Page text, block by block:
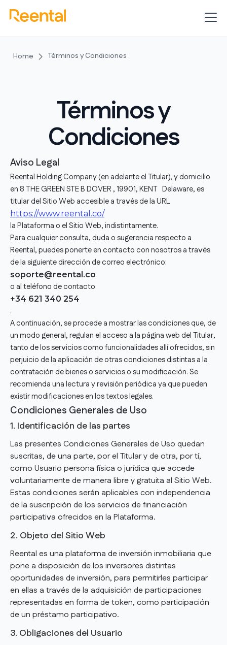
Home Términos y Condiciones
Términos y
Condiciones
Aviso Legal
Reental Holding Company (en adelante el Titular), y domicilio
en 8 THE GREEN STE B DOVER , 19901, KENT Delaware, es
titular del Sitio Web accesible a través de la URL
https://www.reental.co/
la Plataforma o el Sitio Web, indistintamente.
Para cualquier consulta, duda o sugerencia respecto a
Reental, puedes ponerte en contacto con nosotros a través
de la siguiente dirección de correo electrónico:
soporte@reental.co
o al teléfono de contacto
+34 621 340 254
.
A continuación, se procede a mostrar las condiciones que, de
un modo general, regulan el acceso a la página web del Titular,
tanto de los servicios como funcionalidades allí ofrecidos, sin
perjuicio de la aplicación de otras condiciones distintas a la
contratación de bienes o servicios o su modificación. Se
recomienda una lectura y revisión periódica ya que pueden
existir modificaciones en los textos legales.
Condiciones Generales de Uso
1. Identificación de las partes
Las presentes Condiciones Generales de Uso quedan
suscritas, de una parte, por el Titular y de otra, por tí,
como Usuario persona física o jurídica que accede
voluntariamente de manera libre y gratuita al Sitio Web.
Estas condiciones serán aplicables con independencia
de la suscripción de los servicios de financiación
participativa ofrecidos en la Plataforma.
2. Objeto del Sitio Web
Reental es una plataforma de inversión inmobiliaria que
pone a disposición de los inversores distintas
oportunidades de inversión, para permitirles participar
en ellas a través de la adquisición de participaciones
representadas en forma de token, como participación
de un préstamo participativo.
3. Obligaciones del Usuario